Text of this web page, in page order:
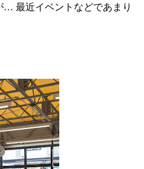
… 最近イベントなどであまり